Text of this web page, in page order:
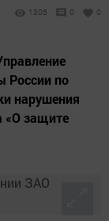
1305 0 0
России по
нарушения
«О защите